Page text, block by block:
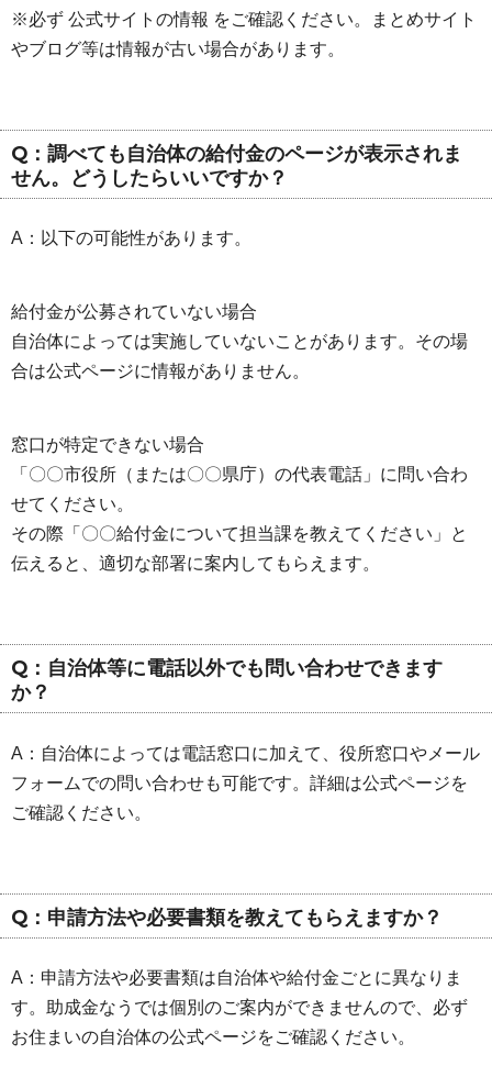
※必ず 公式サイトの情報 をご確認ください。まとめサイト
やブログ等は情報が古い場合があります。
Q：調べても自治体の給付金のページが表示されま
せん。どうしたらいいですか？
A：以下の可能性があります。
給付金が公募されていない場合
自治体によっては実施していないことがあります。その場
合は公式ページに情報がありません。
窓口が特定できない場合
「〇〇市役所（または〇〇県庁）の代表電話」に問い合わ
せてください。
その際「〇〇給付金について担当課を教えてください」と
伝えると、適切な部署に案内してもらえます。
Q：自治体等に電話以外でも問い合わせできます
か？
A：自治体によっては電話窓口に加えて、役所窓口やメール
フォームでの問い合わせも可能です。詳細は公式ページを
ご確認ください。
Q：申請方法や必要書類を教えてもらえますか？
A：申請方法や必要書類は自治体や給付金ごとに異なりま
す。助成金なうでは個別のご案内ができませんので、必ず
お住まいの自治体の公式ページをご確認ください。